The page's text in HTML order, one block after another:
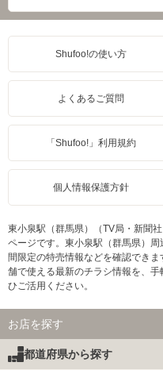
Shufoo!の使い方
よくあるご質問
「Shufoo!」利用規約
個人情報保護方針
東小泉駅（群馬県）（TV局・新聞
ページです。東小泉駅（群馬県）
間限定の特売情報などを確認でき
舗で使える最新のチラシ情報を、
ひご活用ください。
お店を探す
都道府県から探す